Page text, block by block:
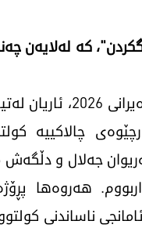
کە لەلایەن
چالاکییە
جەلال و
هەروەها
ناساندنی